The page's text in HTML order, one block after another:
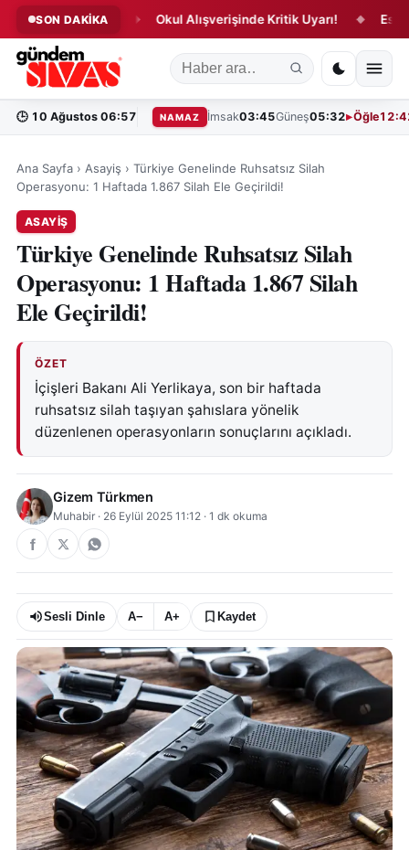
SON DAKİKA
Sona Eriyor! ◆ Okul Alışverişinde Kritik Uyarı! ◆ Eski
🕒 10 Ağustos 06:57 NAMAZ İmsak03:45Güneş05:32 Öğle
Ana Sayfa › Asayiş › Türkiye Genelinde Ruhsatsız Silah
Operasyonu: 1 Haftada 1.867 Silah Ele Geçirildi!
ASAYIŞ
Türkiye Genelinde Ruhsatsız Silah
Operasyonu: 1 Haftada 1.867 Silah
Ele Geçirildi!
ÖZET
İçişleri Bakanı Ali Yerlikaya, son bir haftada
ruhsatsız silah taşıyan şahıslara yönelik
düzenlenen operasyonların sonuçlarını açıkladı.
Gizem Türkmen
Muhabir · 26 Eylül 2025 11:12 · 1 dk okuma
Sesli Dinle A− A+ Kaydet